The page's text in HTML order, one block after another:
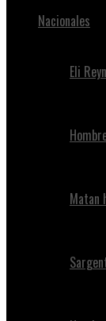
Nacionales
Eli
Matan